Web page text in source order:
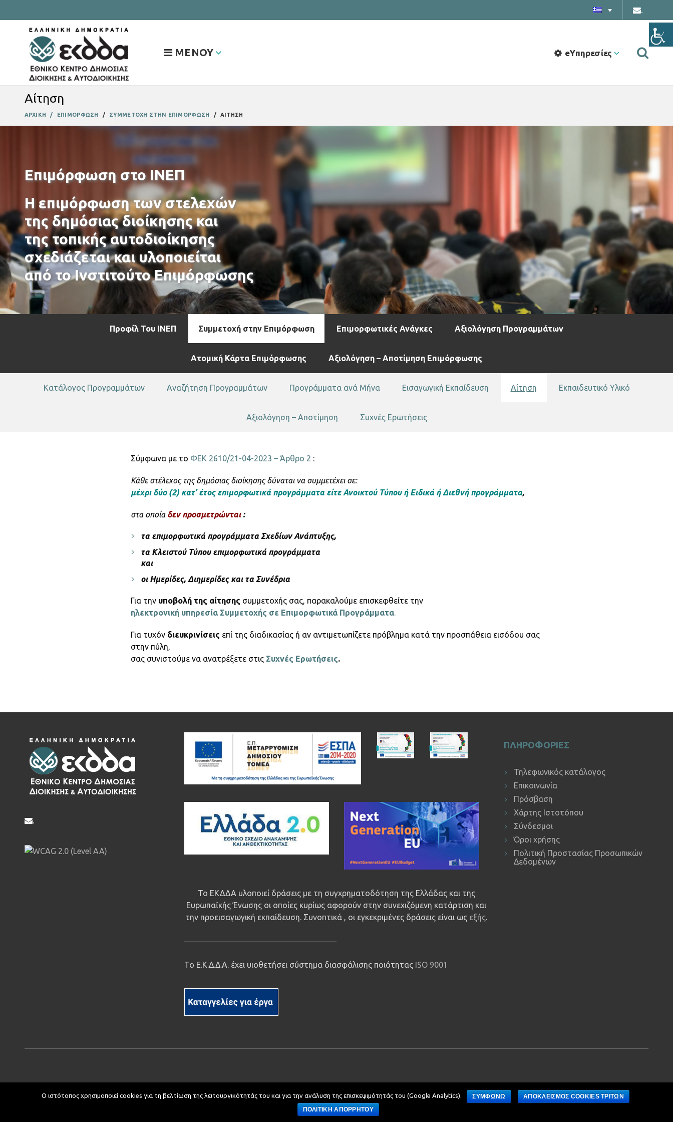
ΜΕΝΟΥ eΥπηρεσίες
Αίτηση
ΑΡΧΙΚΗ ΕΠΙΜΟΡΦΩΣΗ ΣΥΜΜΕΤΟΧΗ ΣΤΗΝ ΕΠΙΜΟΡΦΩΣΗ ΑΙΤΗΣΗ
Επιμόρφωση στο ΙΝΕΠ
Η επιμόρφωση των στελεχών
της δημόσιας διοίκησης και
της τοπικής αυτοδιοίκησης
σχεδιάζεται και υλοποιείται
από το Ινστιτούτο Επιμόρφωσης
Προφίλ Του ΙΝΕΠ Συμμετοχή στην Επιμόρφωση
Κατάλογος Προγραμμάτων Αναζήτηση Προγραμμάτων Προγράμματα ανά Μήνα Εισαγωγική Εκπαίδευση Αίτηση Εκπαιδευτικό Υλικό
Αξιολόγηση – Αποτίμηση Συχνές Ερωτήσεις
Επιμορφωτικές Ανάγκες Αξιολόγηση Προγραμμάτων
Ατομική Κάρτα Επιμόρφωσης Αξιολόγηση – Αποτίμηση Επιμόρφωσης
Σύμφωνα με το ΦΕΚ 2610/21-04-2023 – Άρθρο 2 :
Κάθε στέλεχος της δημόσιας διοίκησης δύναται να συμμετέχει σε:
μέχρι δύο (2) κατ’ έτος επιμορφωτικά προγράμματα είτε Ανοικτού Τύπου ή Ειδικά ή Διεθνή προγράμματα,
στα οποία δεν προσμετρώνται :
τα επιμορφωτικά προγράμματα Σχεδίων Ανάπτυξης,
τα Κλειστού Τύπου επιμορφωτικά προγράμματα
και
οι Ημερίδες, Διημερίδες και τα Συνέδρια
Για την υποβολή της αίτησης συμμετοχής σας, παρακαλούμε επισκεφθείτε την
ηλεκτρονική υπηρεσία Συμμετοχής σε Επιμορφωτικά Προγράμματα.
Για τυχόν διευκρινίσεις επί της διαδικασίας ή αν αντιμετωπίζετε πρόβλημα κατά την προσπάθεια εισόδου σας
στην πύλη,
σας συνιστούμε να ανατρέξετε στις Συχνές Ερωτήσεις.
.
Το ΕΚΔΔΑ υλοποιεί δράσεις με τη συγχρηματοδότηση της Ελλάδας και της
Ευρωπαϊκής Ένωσης οι οποίες κυρίως αφορούν στην συνεχιζόμενη κατάρτιση και
την προεισαγωγική εκπαίδευση. Συνοπτικά , οι εγκεκριμένες δράσεις είναι ως εξής.
Το Ε.Κ.Δ.Δ.Α. έχει υιοθετήσει σύστημα διασφάλισης ποιότητας ISO 9001
ΠΛΗΡΟΦΟΡΙΕΣ
Τηλεφωνικός κατάλογος
Επικοινωνία
Πρόσβαση
Χάρτης Ιστοτόπου
Σύνδεσμοι
Όροι χρήσης
Πολιτική Προστασίας Προσωπικών
Δεδομένων
Copyright © 2019 ΕΚΔΔΑ.Υποστήριξη ιστοτόπου: Τμήμα Εφαρμογών Πληροφορικής.
Development by
Ο ιστότοπος χρησιμοποιεί cookies για τη βελτίωση της λειτουργικότητάς του και για την ανάλυση της επισκεψιμότητάς του (Google Analytics). ΣΥΜΦΩΝΩ
ΑΠΟΚΛΕΙΣΜΟΣ COOKIES ΤΡΙΤΩΝ
ΠΟΛΙΤΙΚΗ ΑΠΟΡΡΗΤΟΥ